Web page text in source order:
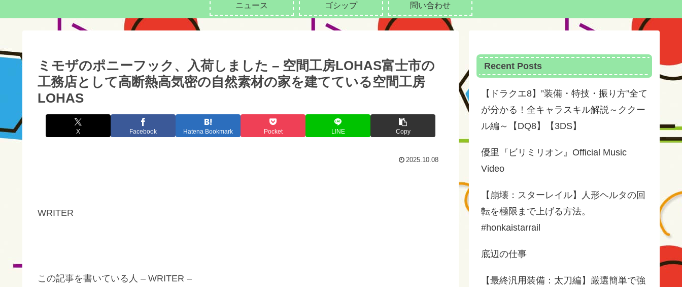
ニュース ゴシップ 問い合わせ
ミモザのポニーフック、入荷しました – 空間工房LOHAS富士市の
工務店として高断熱高気密の自然素材の家を建てている空間工房
LOHAS
X Facebook Hatena Bookmark Pocket LINE Copy
2025.10.08
WRITER
この記事を書いている人 – WRITER –
Recent Posts
【ドラクエ8】”装備・特技・振り方”全て
が分かる！全キャラスキル解説～ククー
ル編～【DQ8】【3DS】
優里『ビリミリオン』Official Music
Video
【崩壊：スターレイル】人形ヘルタの回
転を極限まで上げる方法。
#honkaistarrail
底辺の仕事
【最終汎用装備：太刀編】厳選簡単で強